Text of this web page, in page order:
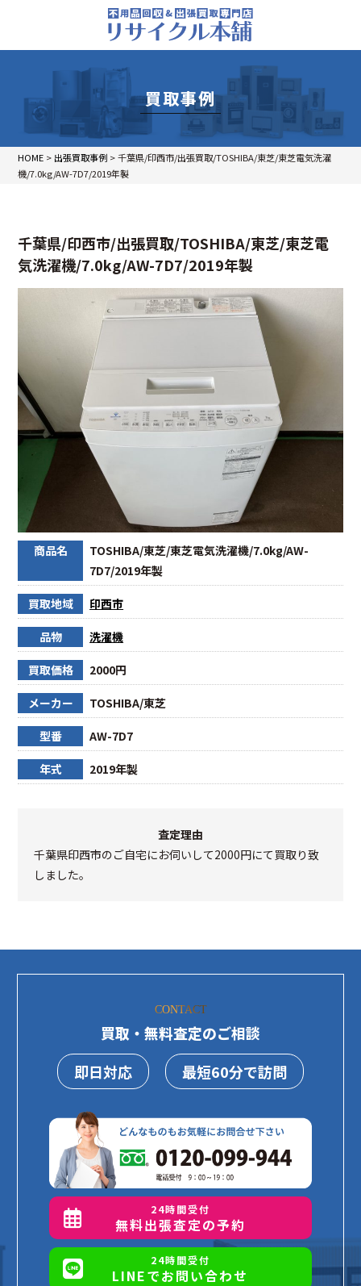
買取事例
HOME > 出張買取事例 >千葉県/印西市/出張買取/TOSHIBA/東芝/東芝電気洗濯
機/7.0kg/AW-7D7/2019年製
千葉県/印西市/出張買取/TOSHIBA/東芝/東芝電
気洗濯機/7.0kg/AW-7D7/2019年製
商品名
TOSHIBA/東芝/東芝電気洗濯機/7.0kg/AW-
7D7/2019年製
買取地域 印西市
品物 洗濯機
買取価格 2000円
メーカー TOSHIBA/東芝
型番 AW-7D7
年式 2019年製
査定理由
千葉県印西市のご自宅にお伺いして2000円にて買取り致
しました。
CONTACT
買取・無料査定のご相談
即日対応
最短60分で訪問
24時間受付
無料出張査定の予約
24時間受付
LINEでお問い合わせ